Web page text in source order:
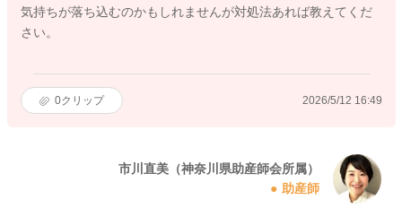
気持ちが落ち込むのかもしれませんが対処法あれば教えてくだ
さい。
0クリップ 2026/5/12 16:49
市川直美（神奈川県助産師会所属）
助産師